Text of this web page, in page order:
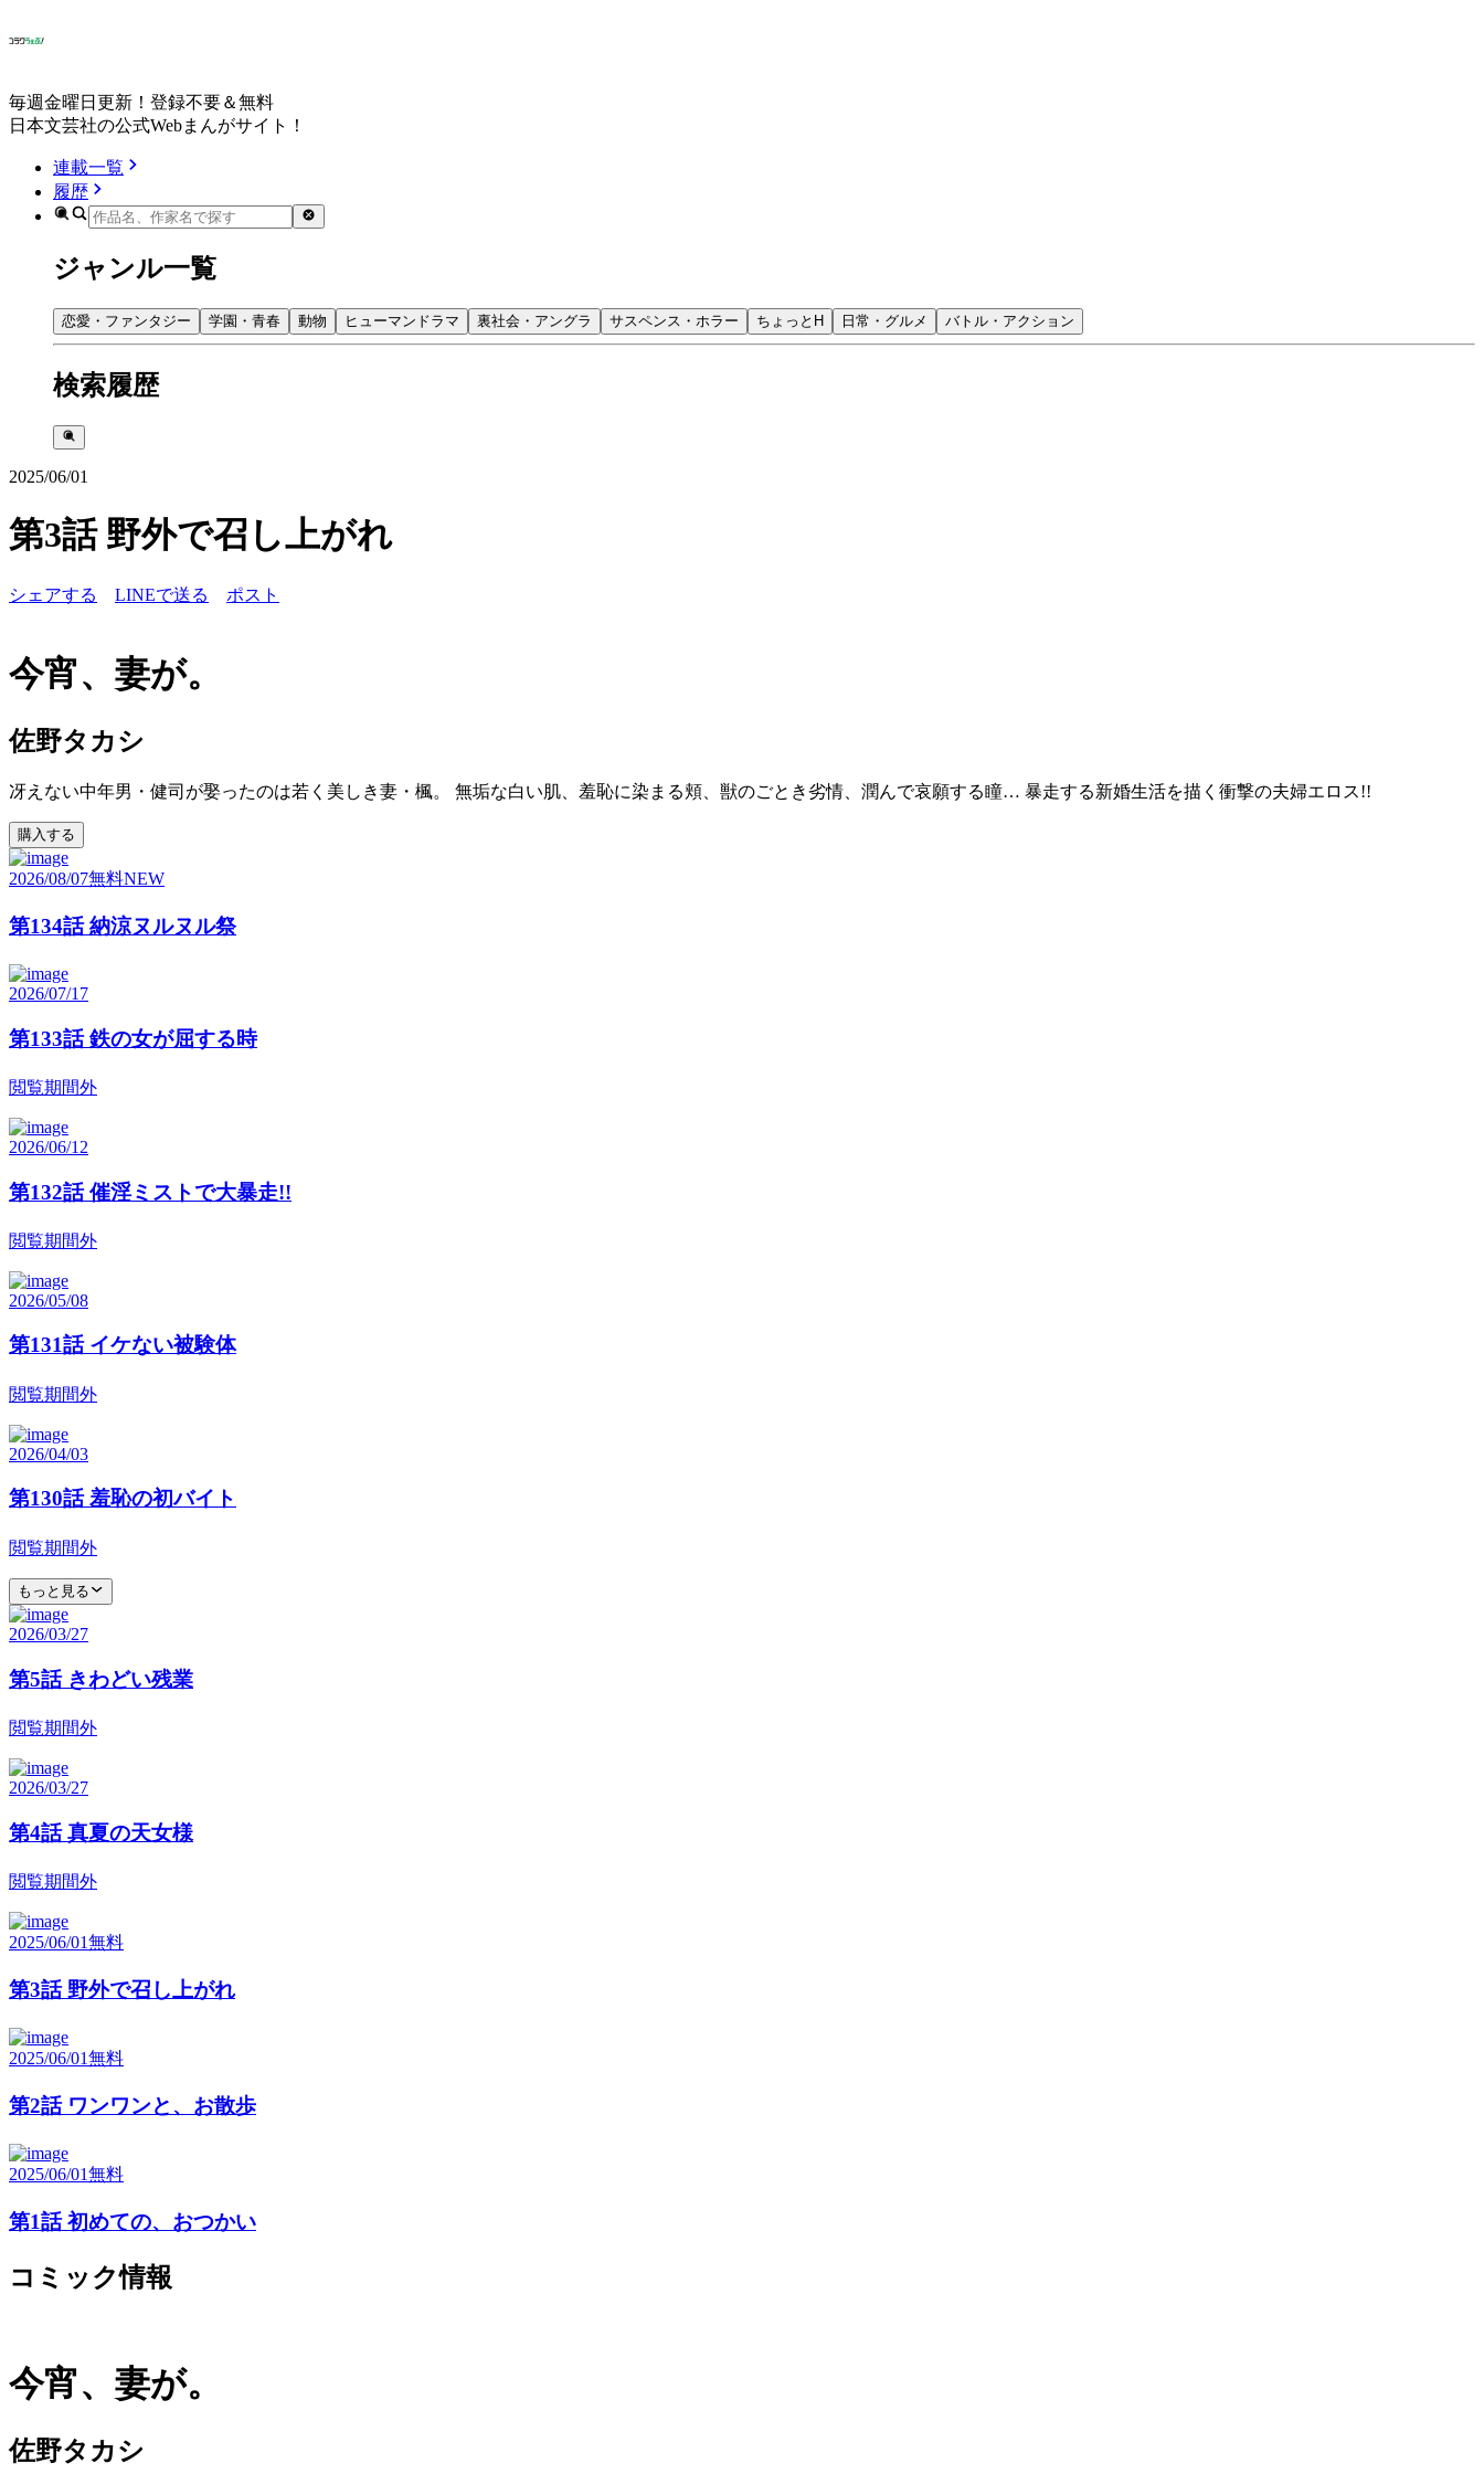
毎週金曜日更新！登録不要＆無料
日本文芸社の公式Webまんがサイト！
連載一覧
履歴
ジャンル一覧
恋愛・ファンタジー 学園・青春 動物 ヒューマンドラマ 裏社会・アングラ サスペンス・ホラー ちょっとH 日常・グルメ バトル・アクション
検索履歴
2025/06/01
第3話 野外で召し上がれ
シェアする LINEで送る ポスト
今宵、妻が。
佐野タカシ
冴えない中年男・健司が娶ったのは若く美しき妻・楓。 無垢な白い肌、羞恥に染まる頬、獣のごとき劣情、潤んで哀願する瞳… 暴走する新婚生活を描く衝撃の夫婦エロス!!
購入する
2026/08/07無料NEW
第134話 納涼ヌルヌル祭
2026/07/17
第133話 鉄の女が屈する時
閲覧期間外
2026/06/12
第132話 催淫ミストで大暴走!!
閲覧期間外
2026/05/08
第131話 イケない被験体
閲覧期間外
2026/04/03
第130話 羞恥の初バイト
閲覧期間外
もっと見る
2026/03/27
第5話 きわどい残業
閲覧期間外
2026/03/27
第4話 真夏の天女様
閲覧期間外
2025/06/01無料
第3話 野外で召し上がれ
2025/06/01無料
第2話 ワンワンと、お散歩
2025/06/01無料
第1話 初めての、おつかい
コミック情報
今宵、妻が。
佐野タカシ